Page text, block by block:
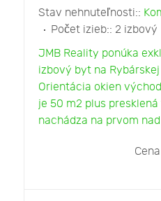
Stav nehnuteľnosti::
Počet izieb:: 2 izbový
JMB Reality ponúka
izbový byt na
Orientácia okien
je 50 m2 plus
nachádza na prvom nad